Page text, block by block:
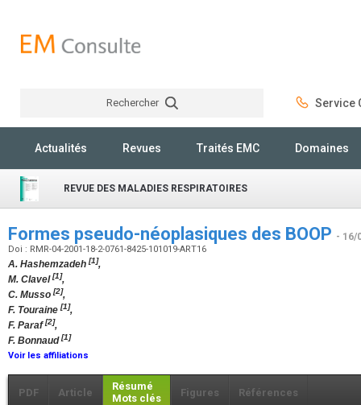
Rechercher Service
Actualités Revues Traités EMC Domaines
REVUE DES MALADIES RESPIRATOIRES
Formes pseudo-néoplasiques des BOOP - 16/
Doi : RMR-04-2001-18-2-0761-8425-101019-ART16
A. Hashemzadeh [1],
M. Clavel[1],
C. Musso [2],
F. Touraine [1],
F. Paraf[2],
F. Bonnaud[1]
Voir les affiliations
PDF Article
Résumé
Mots clés
Figures Références